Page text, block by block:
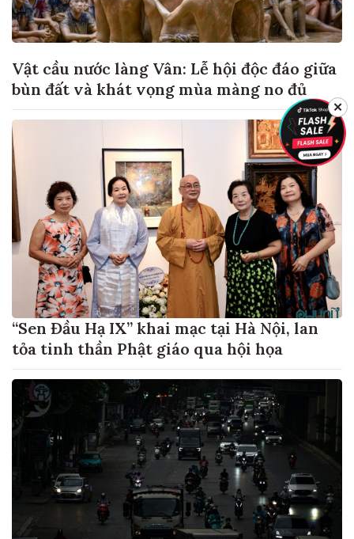
Vật cầu nước làng Vân: Lễ hội độc đáo giữa
bùn đất và khát vọng mùa màng no đủ
“Sen Đầu Hạ IX” khai mạc tại Hà Nội, lan
tỏa tinh thần Phật giáo qua hội họa
✕